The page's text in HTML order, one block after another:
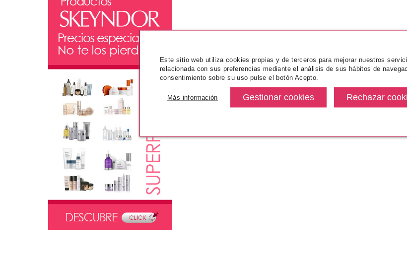
Este sitio web utiliza cookies propias y de terceros para mejorar nuestros
relacionada con sus preferencias mediante el análisis de sus hábitos de
consentimiento sobre su uso pulse el botón Acepto.
Más información